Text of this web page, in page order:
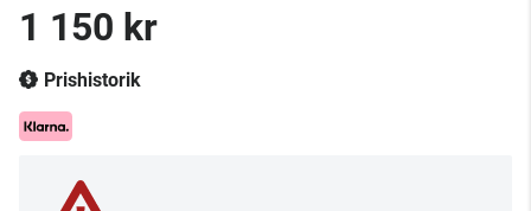
1 150 kr
Prishistorik